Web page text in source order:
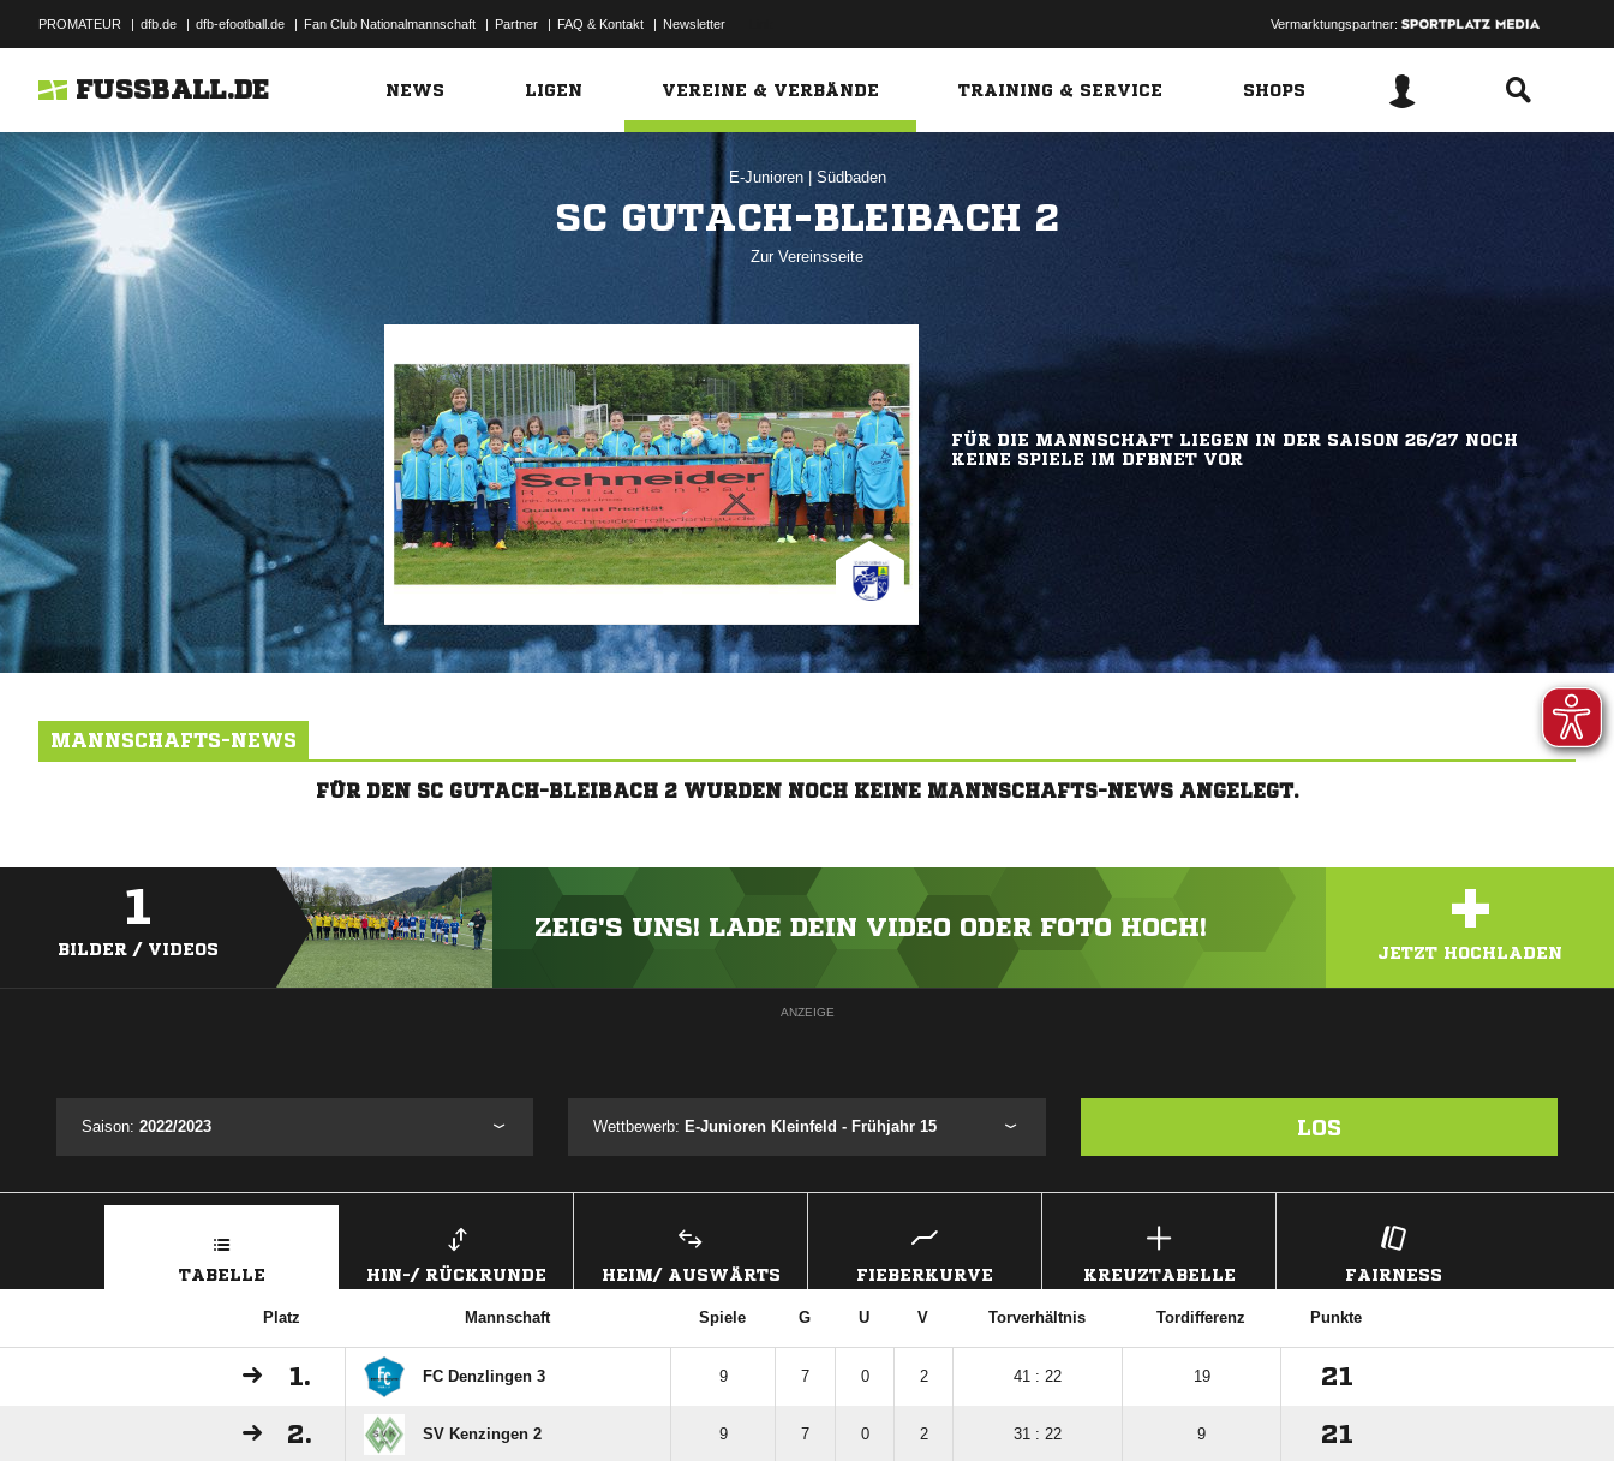
PROMATEUR | dfb.de | dfb-efootball.de | Fan Club Nationalmannschaft | Partner | FAQ & Kontakt | Newsletter Vermarktungspartner:
FUSSBALL.DE NEWS LIGEN VEREINE & VERBÄNDE TRAINING & SERVICE SHOPS
E-Junioren Südbaden
SC GUTACH-BLEIBACH 2
Zur Vereinsseite
FÜR DIE MANNSCHAFT LIEGEN IN DER SAISON 26/27 NOCH
KEINE SPIELE IM DFBNET VOR
MANNSCHAFTS-NEWS
FÜR DEN SC GUTACH-BLEIBACH 2 WURDEN NOCH KEINE MANNSCHAFTS-NEWS ANGELEGT.
1
BILDER / VIDEOS
ZEIG'S UNS! LADE DEIN VIDEO ODER FOTO HOCH! +
JETZT HOCHLADEN
ANZEIGE
Saison: 2022/2023 Wettbewerb: E-Junioren Kleinfeld - Frühjahr 15 LOS
TABELLE HIN-/ RÜCKRUNDE HEIM/ AUSWÄRTS FIEBERKURVE KREUZTABELLE FAIRNESS
Platz Mannschaft Spiele G U V Torverhältnis Tordifferenz Punkte
1. FC Denzlingen 3 9 7 0 2 41 : 22 19 21
2. SV Kenzingen 2 9 7 0 2 31 : 22 9 21